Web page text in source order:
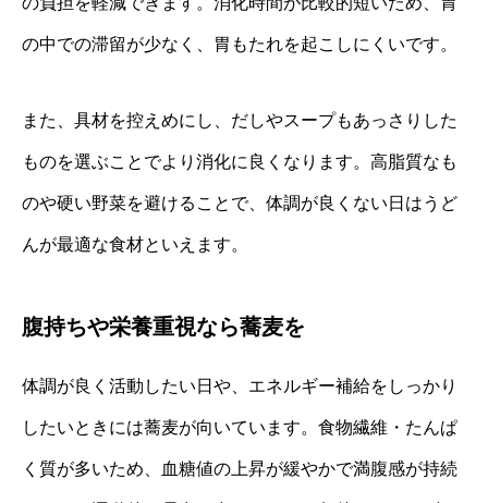
の中での滞留が少なく、胃もたれを起こしにくいです。
また、具材を控えめにし、だしやスープもあっさりした
ものを選ぶことでより消化に良くなります。高脂質なも
のや硬い野菜を避けることで、体調が良くない日はうど
んが最適な食材といえます。
腹持ちや栄養重視なら蕎麦を
体調が良く活動したい日や、エネルギー補給をしっかり
したいときには蕎麦が向いています。食物繊維・たんぱ
く質が多いため、血糖値の上昇が緩やかで満腹感が持続